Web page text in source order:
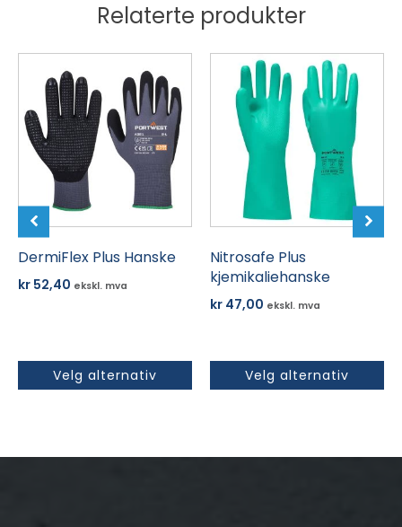
Relaterte produkter
DermiFlex Plus Hanske
kr 52,40 ekskl. mva
Velg alternativ
produktet
har
flere
varianter.
Alternativene
velges
på
produktsiden
Nitrosafe Plus
kjemikaliehanske
kr47,00 ekskl. mva
Velg alternativ
Dette
produktet
flere
varianter.
Alternativene
velges
produktsiden